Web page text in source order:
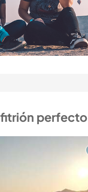
perfecto